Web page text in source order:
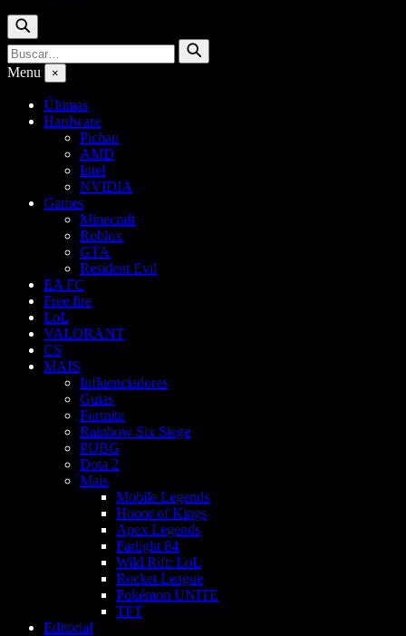
Buscar
Buscar
por:
Buscar
Menu ×
Últimas
Hardware
Pichau
AMD
Intel
NVIDIA
Games
Minecraft
Roblox
GTA
Resident Evil
EA FC
Free fire
LoL
VALORANT
CS
MAIS
Influenciadores
Guias
Fortnite
Rainbow Six Siege
PUBG
Dota 2
Mais
Mobile Legends
Honor of Kings
Apex Legends
Farlight 84
Wild Rift: LoL
Rocket League
Pokémon UNITE
TFT
Editorial